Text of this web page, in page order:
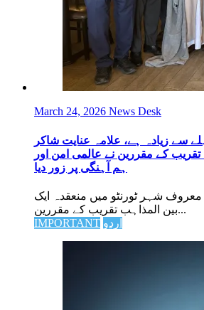
March 24, 2026 News Desk
سے زیادہ ہے، علامہ عنایت شاکر
تقریب کے مقررین نے عالمی امن اور
ہم آہنگی پر زور دیا
معروف شہر ٹورنٹو میں منعقدہ ایک
بین المذاہب تقریب کے مقررین...
IMPORTANT اردو